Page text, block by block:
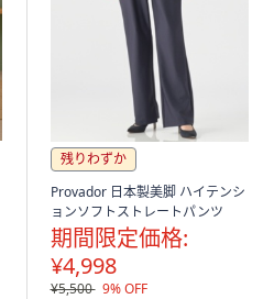
残りわずか
Provador 日本製美脚 ハイテンシ
ョンソフトストレートパンツ
期間限定価格:
¥4,998
¥5,500 9% OFF